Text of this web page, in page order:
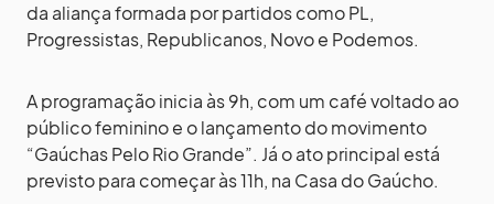
da aliança formada por partidos como PL,
Progressistas, Republicanos, Novo e Podemos.
A programação inicia às 9h, com um café voltado ao
público feminino e o lançamento do movimento
“Gaúchas Pelo Rio Grande”. Já o ato principal está
previsto para começar às 11h, na Casa do Gaúcho.